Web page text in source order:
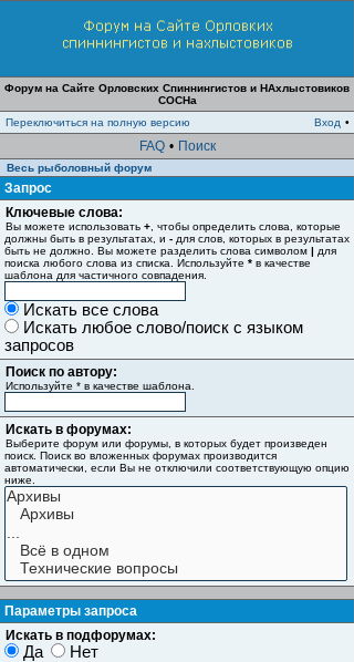
Форум на Сайте Орловских Спиннингистов и НАхлыстовиков
СОСНа
Переключиться на полную версию
Вход •
FAQ • Поиск
Весь рыболовный форум
Запрос
Ключевые слова:
Вы можете использовать + , чтобы определить слова, которые
должны быть в результатах, и - для слов, которых в результатах
быть не должно. Вы можете разделить слова символом | для
поиска любого слова из списка. Используйте * в качестве
шаблона для частичного совпадения.
Искать все слова
Искать любое слово/поиск с языком
запросов
Поиск по автору:
Используйте * в качестве шаблона.
Искать в форумах:
Выберите форум или форумы, в которых будет произведен
поиск. Поиск во вложенных форумах производится
автоматически, если Вы не отключили соответствующую опцию
ниже.
Параметры запроса
Искать в подфорумах:
Да Нет